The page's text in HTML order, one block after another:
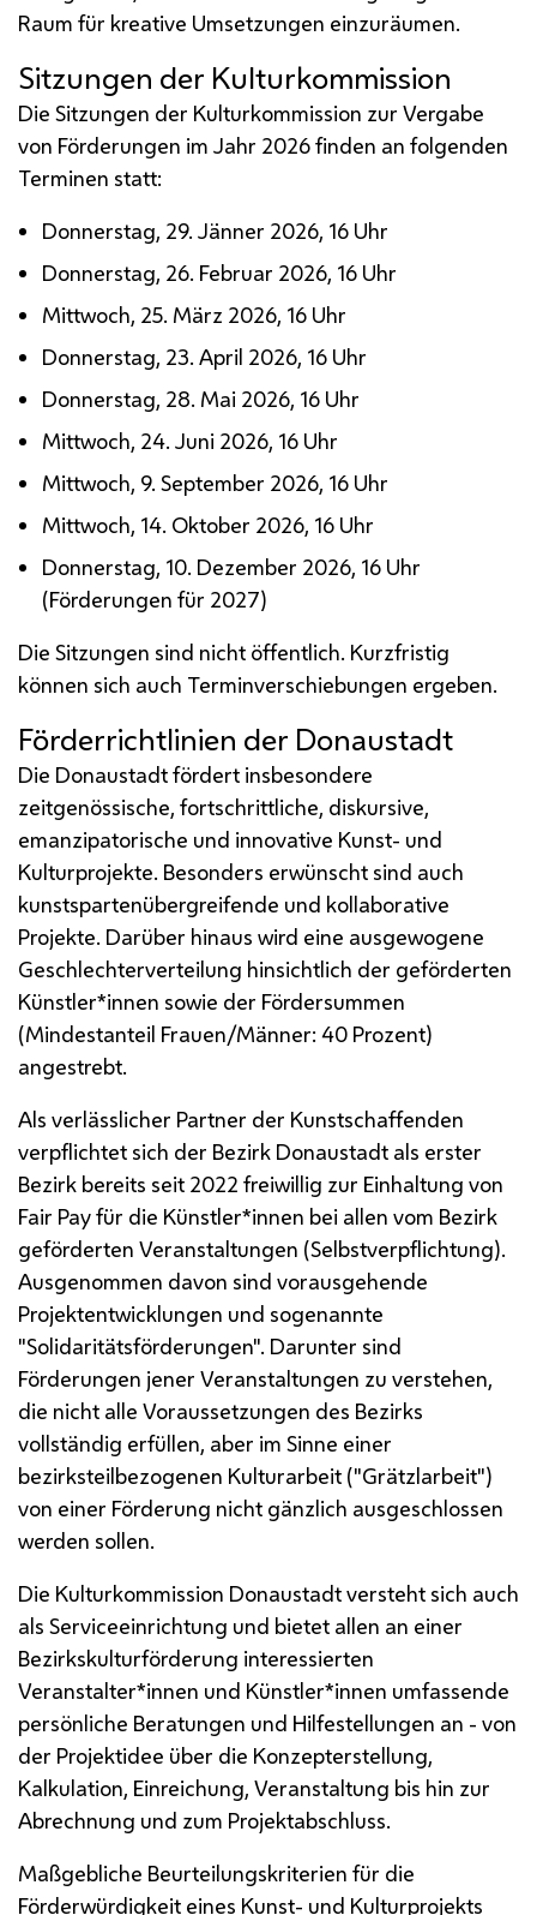
Raum für kreative Umsetzungen einzuräumen.
Sitzungen der Kulturkommission
Die Sitzungen der Kulturkommission zur Vergabe
von Förderungen im Jahr 2026 finden an folgenden
Terminen statt:
Donnerstag, 29. Jänner 2026, 16 Uhr
Donnerstag, 26. Februar 2026, 16 Uhr
Mittwoch, 25. März 2026, 16 Uhr
Donnerstag, 23. April 2026, 16 Uhr
Donnerstag, 28. Mai 2026, 16 Uhr
Mittwoch, 24. Juni 2026, 16 Uhr
Mittwoch, 9. September 2026, 16 Uhr
Mittwoch, 14. Oktober 2026, 16 Uhr
Donnerstag, 10. Dezember 2026, 16 Uhr
(Förderungen für 2027)
Die Sitzungen sind nicht öffentlich. Kurzfristig
können sich auch Terminverschiebungen ergeben.
Förderrichtlinien der Donaustadt
Die Donaustadt fördert insbesondere
zeitgenössische, fortschrittliche, diskursive,
emanzipatorische und innovative Kunst- und
Kulturprojekte. Besonders erwünscht sind auch
kunstspartenübergreifende und kollaborative
Projekte. Darüber hinaus wird eine ausgewogene
Geschlechterverteilung hinsichtlich der geförderten
Künstler*innen sowie der Fördersummen
(Mindestanteil Frauen/Männer: 40 Prozent)
angestrebt.
Als verlässlicher Partner der Kunstschaffenden
verpflichtet sich der Bezirk Donaustadt als erster
Bezirk bereits seit 2022 freiwillig zur Einhaltung von
Fair Payfür die Künstler*innen bei allen vom Bezirk
geförderten Veranstaltungen (Selbstverpflichtung).
Ausgenommen davon sind vorausgehende
Projektentwicklungen und sogenannte
"Solidaritätsförderungen". Darunter sind
Förderungen jener Veranstaltungen zu verstehen,
die nicht alle Voraussetzungen des Bezirks
vollständig erfüllen, aber im Sinne einer
bezirksteilbezogenen Kulturarbeit ("Grätzlarbeit")
von einer Förderung nicht gänzlich ausgeschlossen
werden sollen.
Die Kulturkommission Donaustadt versteht sich auch
als Serviceeinrichtung und bietet allen an einer
Bezirkskulturförderung interessierten
Veranstalter*innen und Künstler*innen umfassende
persönliche Beratungen und Hilfestellungen an - von
der Projektidee über die Konzepterstellung,
Kalkulation, Einreichung, Veranstaltung bis hin zur
Abrechnung und zum Projektabschluss.
Maßgebliche Beurteilungskriterien für die
Förderwürdigkeit eines Kunst- und Kulturprojekts